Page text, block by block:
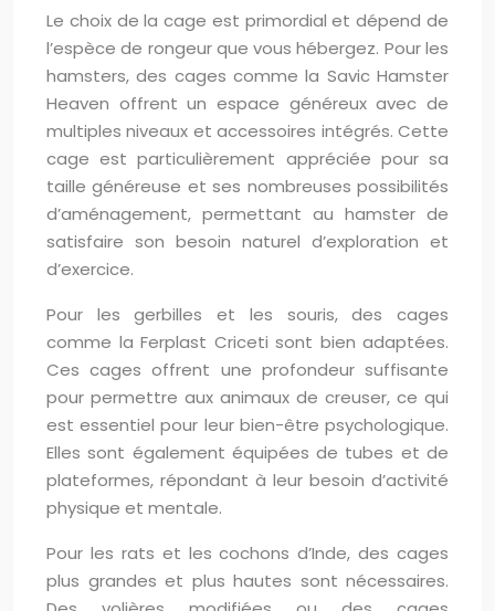
Le choix de la cage est primordial et dépend de
l’espèce de rongeur que vous hébergez. Pour les
hamsters, des cages comme la Savic Hamster
Heaven offrent un espace généreux avec de
multiples niveaux et accessoires intégrés. Cette
cage est particulièrement appréciée pour sa
taille généreuse et ses nombreuses possibilités
d’aménagement, permettant au hamster de
satisfaire son besoin naturel d’exploration et
d’exercice.
Pour les gerbilles et les souris, des cages
comme la Ferplast Criceti sont bien adaptées.
Ces cages offrent une profondeur suffisante
pour permettre aux animaux de creuser, ce qui
est essentiel pour leur bien-être psychologique.
Elles sont également équipées de tubes et de
plateformes, répondant à leur besoin d’activité
physique et mentale.
Pour les rats et les cochons d’Inde, des cages
plus grandes et plus hautes sont nécessaires.